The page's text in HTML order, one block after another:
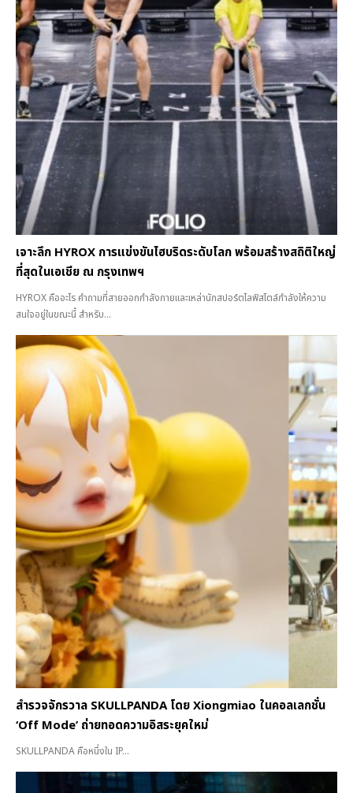
เจาะลึก HYROX การแข่งขันไฮบริดระดับโลก พร้อมสร้างสถิติใหญ่
ที่สุดในเอเชีย ณ กรุงเทพฯ
HYROX คืออะไร คำถามที่สายออกกำลังกายและเหล่านักสปอร์ตไลฟ์สไตล์กำลังให้ความ
สนใจอยู่ในขณะนี้ สำหรับ...
สำรวจจักรวาล SKULLPANDA โดย Xiongmiao ในคอลเลกชั่น
‘Off Mode’ ถ่ายทอดความอิสระยุคใหม่
SKULLPANDA คือหนึ่งใน IP...